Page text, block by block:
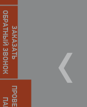
ЗАКАЗАТЬ
ОБРАТНЫЙ ЗВОНОК